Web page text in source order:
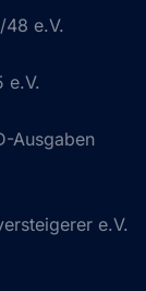
48 e.V.
e.V.
Ausgaben
e.V.